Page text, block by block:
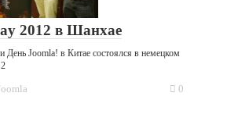
2012 в Шанхае
День Joomla! в Китае состоялся в немецком
0